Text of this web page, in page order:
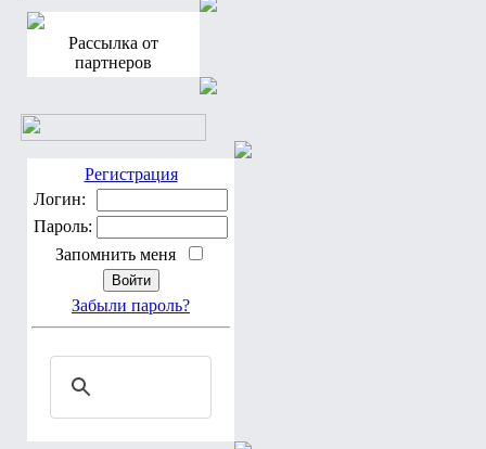
Рассылка от
партнеров
Регистрация
Логин:
Пароль:
Запомнить меня
Забыли пароль?